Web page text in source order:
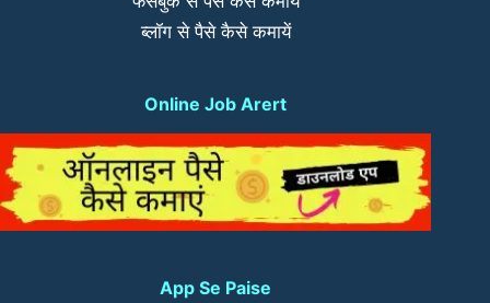
ब्लॉग से पैसे कैसे कमायें
Online Job Arert
App Se Paise